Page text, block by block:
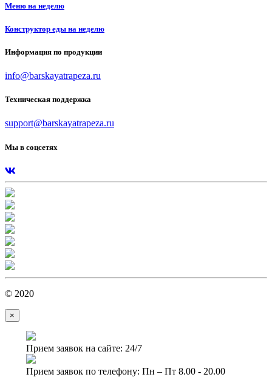
Меню на неделю
Конструктор еды на неделю
Информация по продукции
info@barskayatrapeza.ru
Техническая поддержка
support@barskayatrapeza.ru
Мы в соцсетях
© 2020
×
Прием заявок на сайте: 24/7
Прием заявок по телефону: Пн – Пт 8.00 - 20.00